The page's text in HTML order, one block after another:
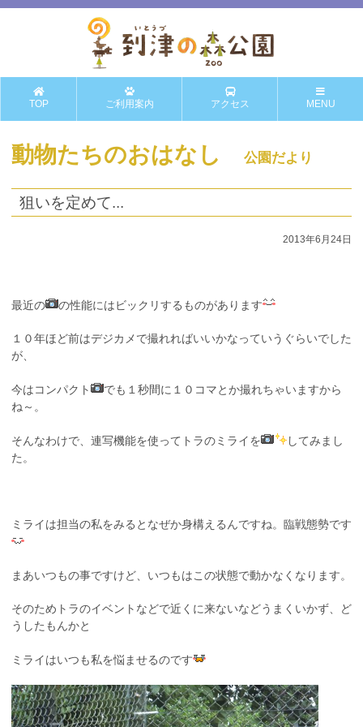
TOP ご利用案内 アクセス MENU
動物たちのおはなし 公園だより
狙いを定めて...
2013年6月24日
最近の の性能にはビックリするものがあります
１０年ほど前はデジカメで撮れればいいかなっていうぐらいでした
が、
今はコンパクト
でも１秒間に１０コマとか撮れちゃいますから
ね～。
そんなわけで、連写機能を使ってトラのミライを
してみまし
た。
ミライは担当の私をみるとなぜか身構えるんですね。臨戦態勢です
まあいつもの事ですけど、いつもはこの状態で動かなくなります。
そのためトラのイベントなどで近くに来ないなどうまくいかず、ど
うしたもんかと
ミライはいつも私を悩ませるのです